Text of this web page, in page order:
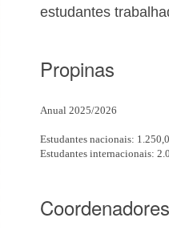
estudantes
Propinas
Anual 2025/2026
Estudantes nacionais:
Estudantes internacionais:
Coordenadores